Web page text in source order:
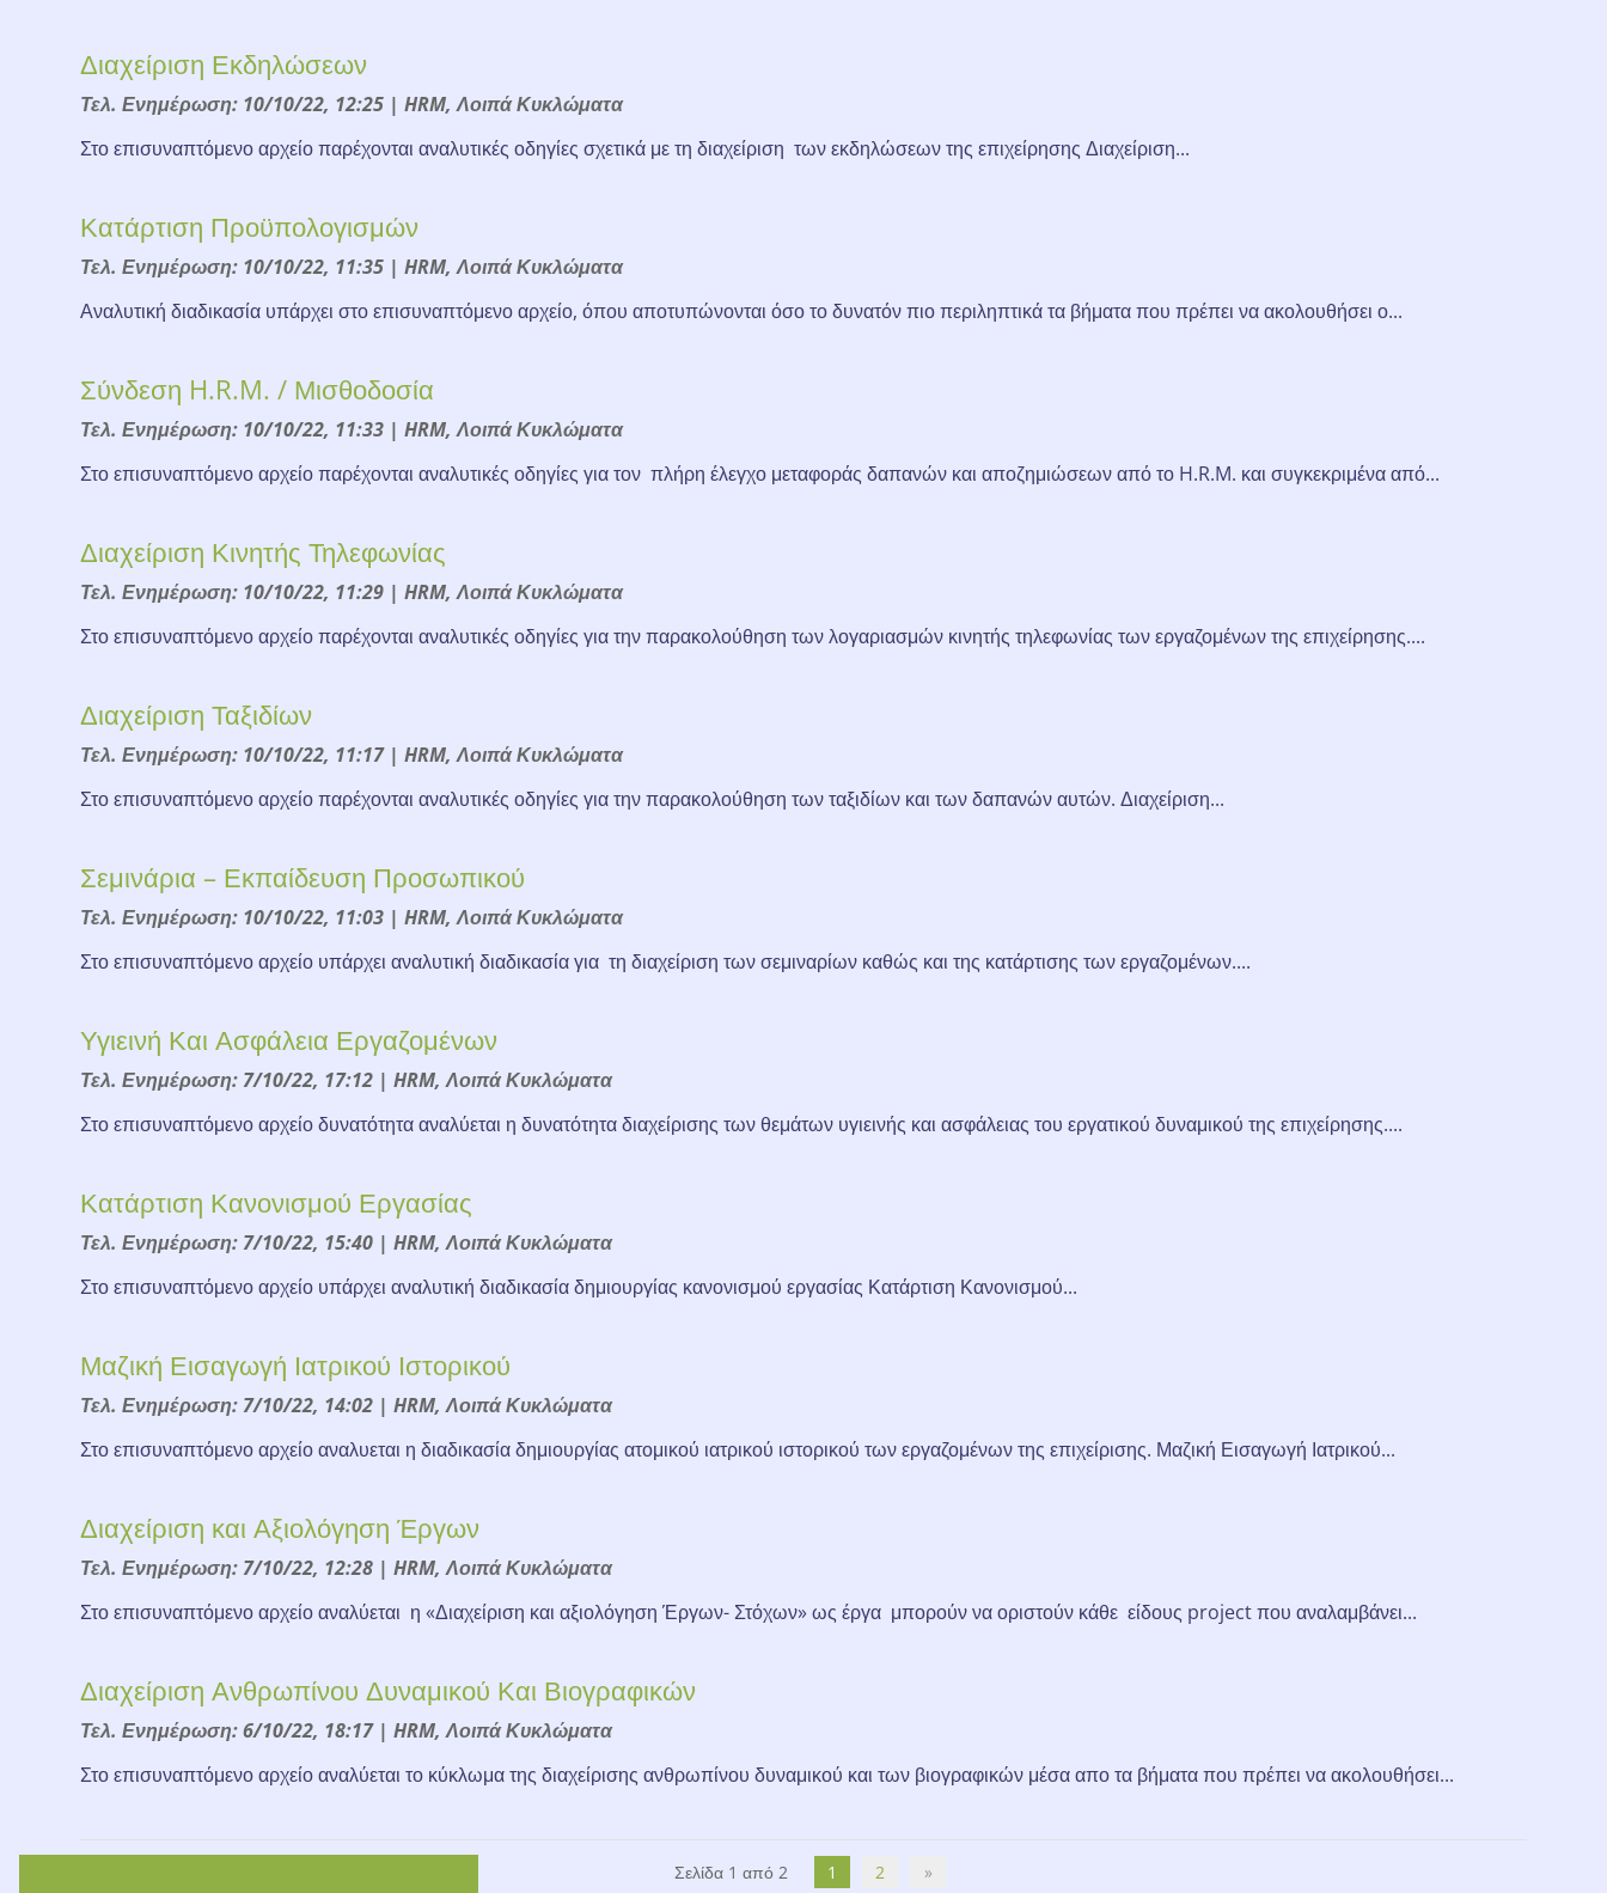
Διαχείριση Εκδηλώσεων
Τελ. Ενημέρωση: 10/10/22, 12:25 |HRM,Λοιπά Κυκλώματα
Στο επισυναπτόμενο αρχείο παρέχονται αναλυτικές οδηγίες σχετικά με τη διαχείριση των εκδηλώσεων της επιχείρησης Διαχείριση...
Κατάρτιση Προϋπολογισμών
Τελ. Ενημέρωση: 10/10/22, 11:35 |HRM,Λοιπά Κυκλώματα
Αναλυτική διαδικασία υπάρχει στο επισυναπτόμενο αρχείο, όπου αποτυπώνονται όσο το δυνατόν πιο περιληπτικά τα βήματα που πρέπει να ακολουθήσει ο...
Σύνδεση H.R.M. / Μισθοδοσία
Τελ. Ενημέρωση: 10/10/22, 11:33 |HRM,Λοιπά Κυκλώματα
Στο επισυναπτόμενο αρχείο παρέχονται αναλυτικές οδηγίες για τον πλήρη έλεγχο μεταφοράς δαπανών και αποζημιώσεων από το H.R.M. και συγκεκριμένα από...
Διαχείριση Κινητής Τηλεφωνίας
Τελ. Ενημέρωση: 10/10/22, 11:29 |HRM,Λοιπά Κυκλώματα
Στο επισυναπτόμενο αρχείο παρέχονται αναλυτικές οδηγίες για την παρακολούθηση των λογαριασμών κινητής τηλεφωνίας των εργαζομένων της επιχείρησης....
Διαχείριση Ταξιδίων
Τελ. Ενημέρωση: 10/10/22, 11:17|HRM,Λοιπά Κυκλώματα
Στο επισυναπτόμενο αρχείο παρέχονται αναλυτικές οδηγίες για την παρακολούθηση των ταξιδίων και των δαπανών αυτών. Διαχείριση...
Σεμινάρια – Εκπαίδευση Προσωπικού
Τελ. Ενημέρωση: 10/10/22, 11:03 |HRM,Λοιπά Κυκλώματα
Στο επισυναπτόμενο αρχείο υπάρχει αναλυτική διαδικασία για τη διαχείριση των σεμιναρίων καθώς και της κατάρτισης των εργαζομένων....
Υγιεινή Και Ασφάλεια Εργαζομένων
Τελ. Ενημέρωση: 7/10/22, 17:12 |HRM,Λοιπά Κυκλώματα
Στο επισυναπτόμενο αρχείο δυνατότητα αναλύεται η δυνατότητα διαχείρισης των θεμάτων υγιεινής και ασφάλειας του εργατικού δυναμικού της επιχείρησης....
Κατάρτιση Κανονισμού Εργασίας
Τελ. Ενημέρωση: 7/10/22, 15:40 |HRM,Λοιπά Κυκλώματα
Στο επισυναπτόμενο αρχείο υπάρχει αναλυτική διαδικασία δημιουργίας κανονισμού εργασίας Κατάρτιση Κανονισμού...
Μαζική Εισαγωγή Ιατρικού Ιστορικού
Τελ. Ενημέρωση: 7/10/22, 14:02 |HRM,Λοιπά Κυκλώματα
Στο επισυναπτόμενο αρχείο αναλυεται η διαδικασία δημιουργίας ατομικού ιατρικού ιστορικού των εργαζομένων της επιχείρισης. Μαζική Εισαγωγή Ιατρικού...
Διαχείριση και Αξιολόγηση Έργων
Τελ. Ενημέρωση: 7/10/22, 12:28 |HRM,Λοιπά Κυκλώματα
Στο επισυναπτόμενο αρχείο αναλύεται η «Διαχείριση και αξιολόγηση Έργων- Στόχων» ως έργα μπορούν να οριστούν κάθε είδους project που αναλαμβάνει...
Διαχείριση Ανθρωπίνου Δυναμικού Και Βιογραφικών
Τελ. Ενημέρωση: 6/10/22, 18:17|HRM,Λοιπά Κυκλώματα
Στο επισυναπτόμενο αρχείο αναλύεται το κύκλωμα της διαχείρισης ανθρωπίνου δυναμικού και των βιογραφικών μέσα απο τα βήματα που πρέπει να ακολουθήσει...
Σελίδα 1 από 2 1 2 »